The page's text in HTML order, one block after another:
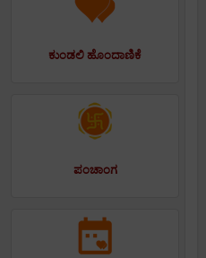
ಕುಂಡಲಿ ಹೊಂದಾಣಿಕೆ
ಪಂಚಾಂಗ